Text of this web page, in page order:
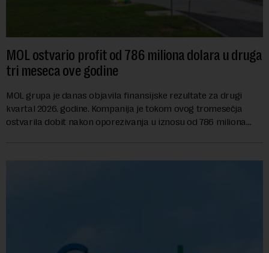
MOL ostvario profit od 786 miliona dolara u druga
tri meseca ove godine
MOL grupa je danas objavila finansijske rezultate za drugi
kvartal 2026. godine. Kompanija je tokom ovog tromesečja
ostvarila dobit nakon oporezivanja u iznosu od 786 miliona